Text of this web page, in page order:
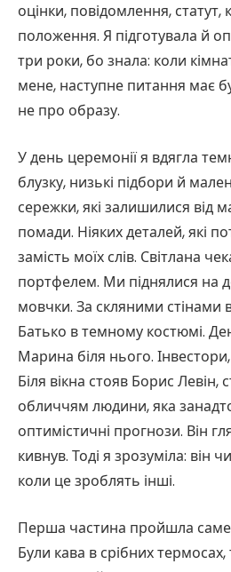
оцінки, повідомлення, статут,
положення. Я підготувала й
три роки, бо знала: коли
мене, наступне питання має
не про образу.
У день церемонії я вдягла
блузку, низькі підбори й
сережки, які залишилися від
помади. Ніяких деталей, які
замість моїх слів. Світлана
портфелем. Ми піднялися на
мовчки. За скляними стінами
Батько в темному костюмі.
Марина біля нього.
Біля вікна стояв Борис Левін,
обличчям людини, яка
оптимістичні прогнози. Він
кивнув. Тоді я зрозуміла: він
коли це зроблять інші.
Перша частина пройшла саме
Були кава в срібних термосах,